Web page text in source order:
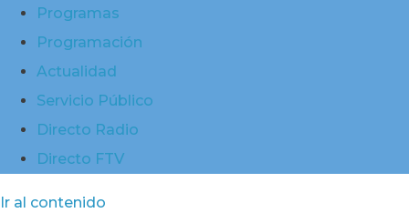
Programas
Programación
Actualidad
Servicio Público
Directo Radio
Directo FTV
Ir al contenido